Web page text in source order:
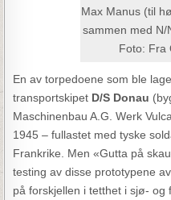
Max Manus (til
sammen med N/
Foto: Fra
En av torpedoene som ble
transportskipet D/S Donau
Maschinenbau A.G. Werk
1945 – fullastet med tyske
Frankrike. Men «Gutta på
testing av disse prototypene
på forskjellen i tetthet i sjø- og